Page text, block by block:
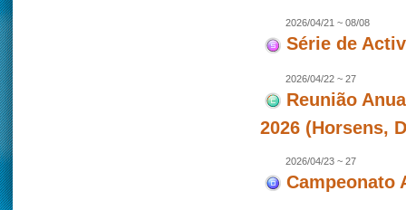
2026/04/21 ~ 08/08
Série de
2026/04/22 ~ 27
Reunião
2026 (Horsens,
2026/04/23 ~ 27
Campeonato